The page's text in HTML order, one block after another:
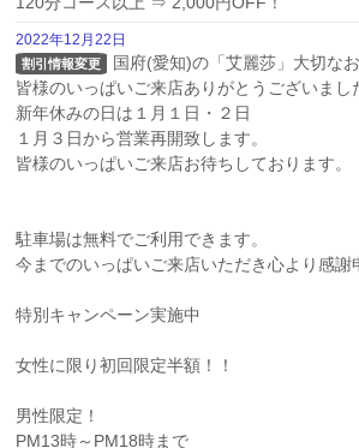
2022年12月22日
割引情報変更
国府(愛知)の「艾麗莎」大切な
皆様のいっぱいご来店ありがとうございまし
新年休みの日は１月１日・２日
１月３日から営業再開致します。
皆様のいっぱいご来店お待ちしております。
駐車場は無料でご利用できます。
今までのいっぱいご来店いただき心より感謝
特別キャンペーン実施中
女性に限り初回限定半額！！
男性限定！
PM13時～PM18時まで